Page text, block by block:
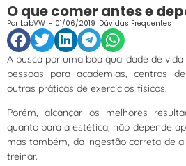
O que comer antes e
Por LabVW - 01/06/2019 Dúvidas Frequentes
A busca por uma boa qualidade de
pessoas para academias, centros
outras práticas de exercícios físicos.
Porém, alcançar os melhores
quanto para a estética, não depende
mas também, da ingestão correta de
treinar.